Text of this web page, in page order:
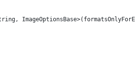
, ImageOptionsBase>(